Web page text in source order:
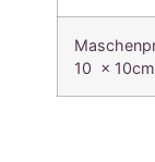
10 x 10cm